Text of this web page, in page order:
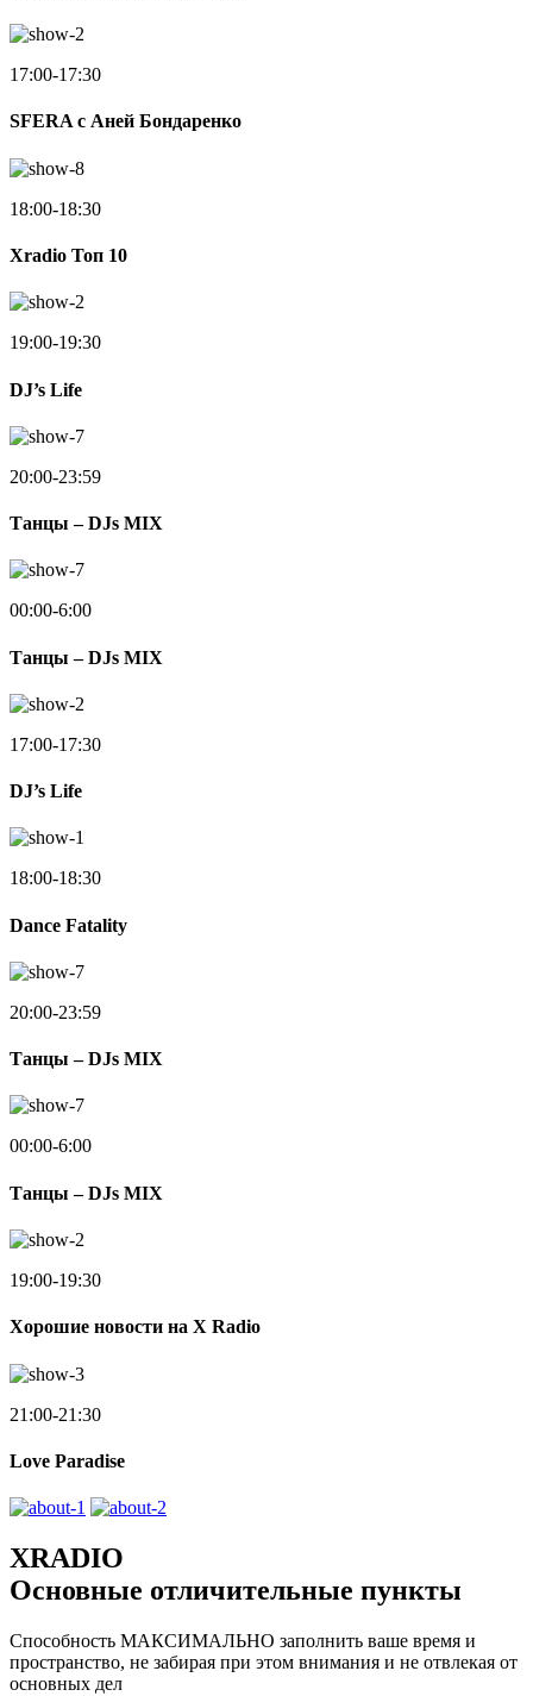
17:00-17:30
SFERA с Аней Бондаренко
18:00-18:30
Xradio Топ 10
19:00-19:30
DJ’s Life
20:00-23:59
Танцы – DJs MIX
00:00-6:00
Танцы – DJs MIX
17:00-17:30
DJ’s Life
18:00-18:30
Dance Fatality
20:00-23:59
Танцы – DJs MIX
00:00-6:00
Танцы – DJs MIX
19:00-19:30
Хорошие новости на X Radio
21:00-21:30
Love Paradise
XRADIO
Основные отличительные пункты
Способность МАКСИМАЛЬНО заполнить ваше время и
пространство, не забирая при этом внимания и не отвлекая от
основных дел